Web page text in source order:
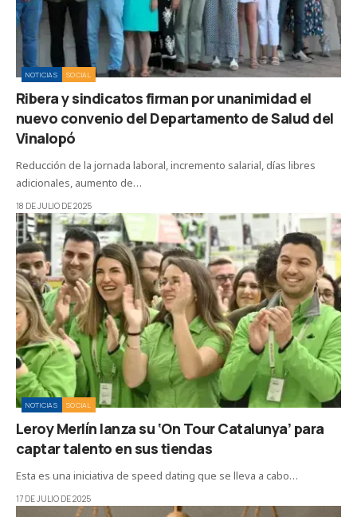
NOTICIAS SOCIAL
Ribera y sindicatos firman por unanimidad el
nuevo convenio del Departamento de Salud del
Vinalopó
Reducción de la jornada laboral, incremento salarial, días libres
adicionales, aumento de…
18 DE JULIO DE 2025
NOTICIAS SOCIAL
Leroy Merlín lanza su ‘On Tour Catalunya’ para
captar talento en sus tiendas
Esta es una iniciativa de speed dating que se lleva a cabo…
17 DE JULIO DE 2025